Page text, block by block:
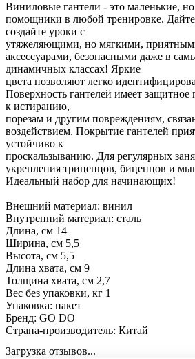
Виниловые гантели - это маленькие,
помощники в любой тренировке. Дайте
создайте уроки с
утяжеляющими, но мягкими,
аксессуарами, безопасными даже в
динамичных классах! Яркие
цвета позволяют легко
Поверхность гантелей имеет защитное
к истиранию,
порезам и другим повреждениям,
воздействием. Покрытие гантелей
устойчиво к
проскальзыванию. Для регулярных
укрепления трицепцов, бицепцов и
Идеальный набор для начинающих!
Внешний материал: винил
Внутренний материал: сталь
Длина, см 14
Ширина, см 5,5
Высота, см 5,5
Длина хвата, см 9
Толщина хвата, см 2,7
Вес без упаковки, кг 1
Упаковка: пакет
Бренд: GO DO
Страна-производитель: Китай
Загрузка отзывов...